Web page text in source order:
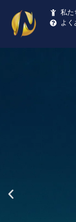
私た
よく